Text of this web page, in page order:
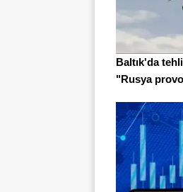
Baltık'da
"Rusya